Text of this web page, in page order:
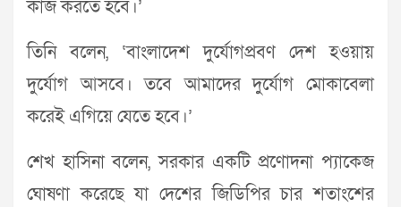
কাজ করতে হবে।’
তিনি বলেন, ‘বাংলাদেশ দুর্যোগপ্রবণ দেশ হওয়ায়
দুর্যোগ আসবে। তবে আমাদের দুর্যোগ মোকাবেলা
করেই এগিয়ে যেতে হবে।’
শেখ হাসিনা বলেন, সরকার একটি প্রণোদনা প্যাকেজ
ঘোষণা করেছে যা দেশের জিডিপির চার শতাংশের